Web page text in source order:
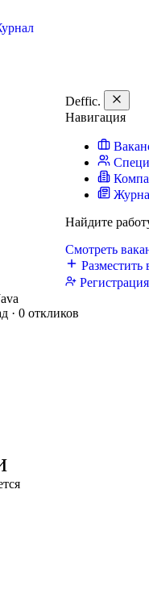
Deffic.
Навигация
Найдите
Смотреть
Разместить
· 0 откликов